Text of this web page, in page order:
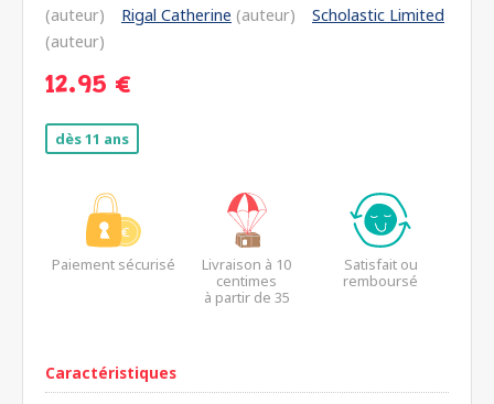
(auteur)
Rigal Catherine (auteur)
Scholastic Limited
(auteur)
12.95 €
dès 11 ans
Paiement sécurisé
Livraison à 10
centimes
à partir de 35
Satisfait ou
remboursé
Caractéristiques